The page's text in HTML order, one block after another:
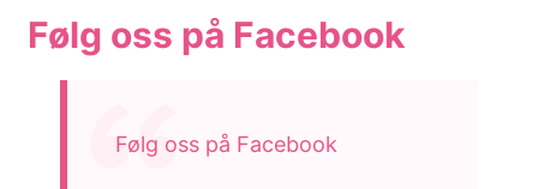
Følg oss på Facebook
Følg oss på Facebook